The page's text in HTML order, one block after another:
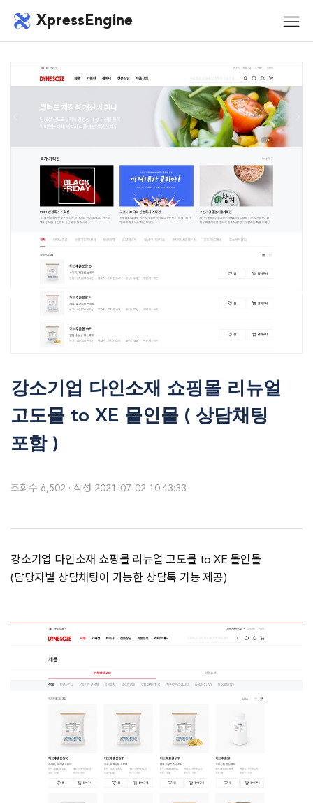
XpressEngine
모바
강소기업 다인소재 쇼핑몰 리뉴얼
고도몰 to XE 몰인몰 ( 상담채팅
포함 )
조회수 6,502 작성 2021-07-02 10:43:33
강소기업 다인소재 쇼핑몰 리뉴얼 고도몰 to XE 몰인몰
(담당자별 상담채팅이 가능한 상담톡 기능 제공)